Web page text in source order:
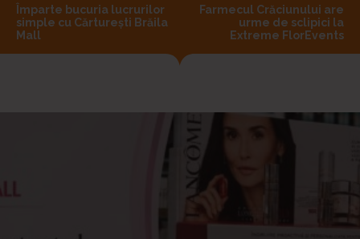
Împarte bucuria lucrurilor
simple cu Cărturești Brăila
Mall
Farmecul Crăciunului are
urme de sclipici la
Extreme FlorEvents